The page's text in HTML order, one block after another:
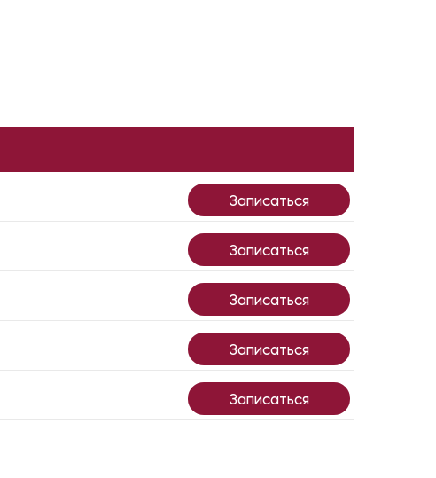
Записаться
Записаться
Записаться
Записаться
Записаться